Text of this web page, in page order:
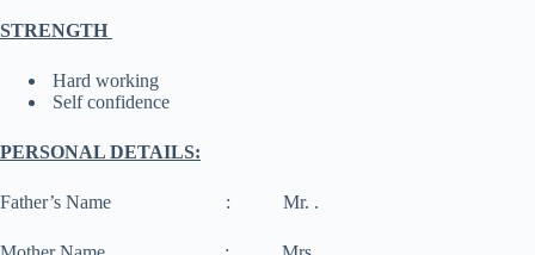
STRENGTH
Hard working
Self confidence
PERSONAL DETAILS:
Father’s Name : Mr. .